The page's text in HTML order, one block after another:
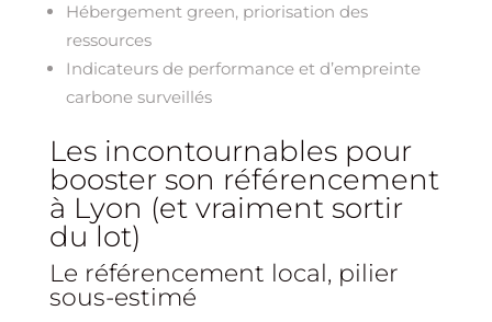
Hébergement green, priorisation des
ressources
Indicateurs de performance et d’empreinte
carbone surveillés
Les incontournables pour
booster son référencement
à Lyon (et vraiment sortir
du lot)
Le référencement local, pilier
sous-estimé